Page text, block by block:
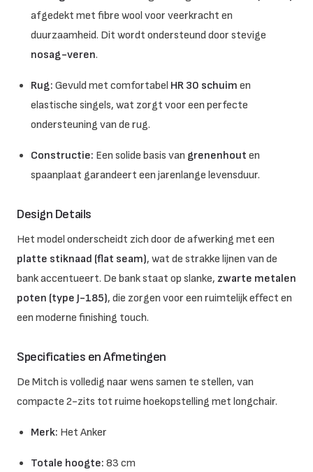
afgedekt met fibre wool voor veerkracht en
duurzaamheid. Dit wordt ondersteund door stevige
nosag-veren.
Rug: Gevuld met comfortabel HR 30 schuim en
elastische singels, wat zorgt voor een perfecte
ondersteuning van de rug.
Constructie: Een solide basis van grenenhout en
spaanplaat garandeert een jarenlange levensduur.
Design Details
Het model onderscheidt zich door de afwerking met een
platte stiknaad (flat seam), wat de strakke lijnen van de
bank accentueert. De bank staat op slanke, zwarte metalen
poten (type J-185), die zorgen voor een ruimtelijk effect en
een moderne finishing touch.
Specificaties en Afmetingen
De Mitch is volledig naar wens samen te stellen, van
compacte 2-zits tot ruime hoekopstelling met longchair.
Merk: Het Anker
Totale hoogte: 83 cm